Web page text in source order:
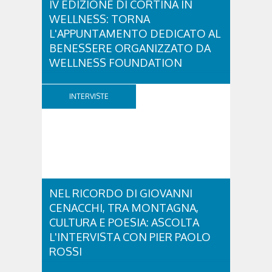
IV EDIZIONE DI CORTINA IN
WELLNESS: TORNA
L'APPUNTAMENTO DEDICATO AL
BENESSERE ORGANIZZATO DA
WELLNESS FOUNDATION
cultura del benessere e dei corretti stili di vita.
Promosso dalla Wellness Foundation –
INTERVISTE
NEL RICORDO DI GIOVANNI
CENACCHI, TRA MONTAGNA,
CULTURA E POESIA: ASCOLTA
L'INTERVISTA CON PIER PAOLO
ROSSI